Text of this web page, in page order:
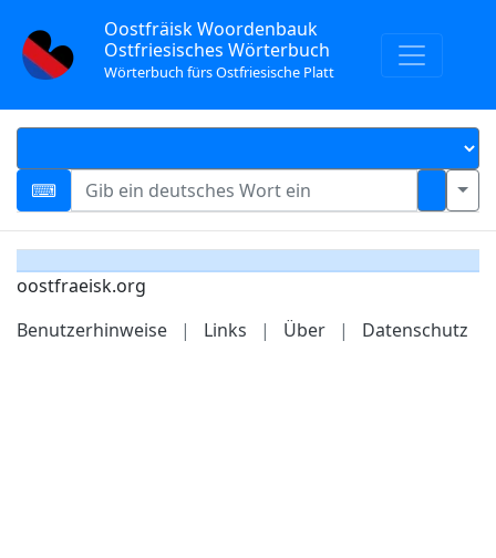
Oostfräisk Woordenbauk
Ostfriesisches Wörterbuch
Wörterbuch fürs Ostfriesische Platt
oostfraeisk.org
Benutzerhinweise
| Links | Über | Datenschutz